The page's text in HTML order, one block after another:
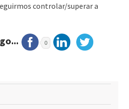
controlar/superar a
0